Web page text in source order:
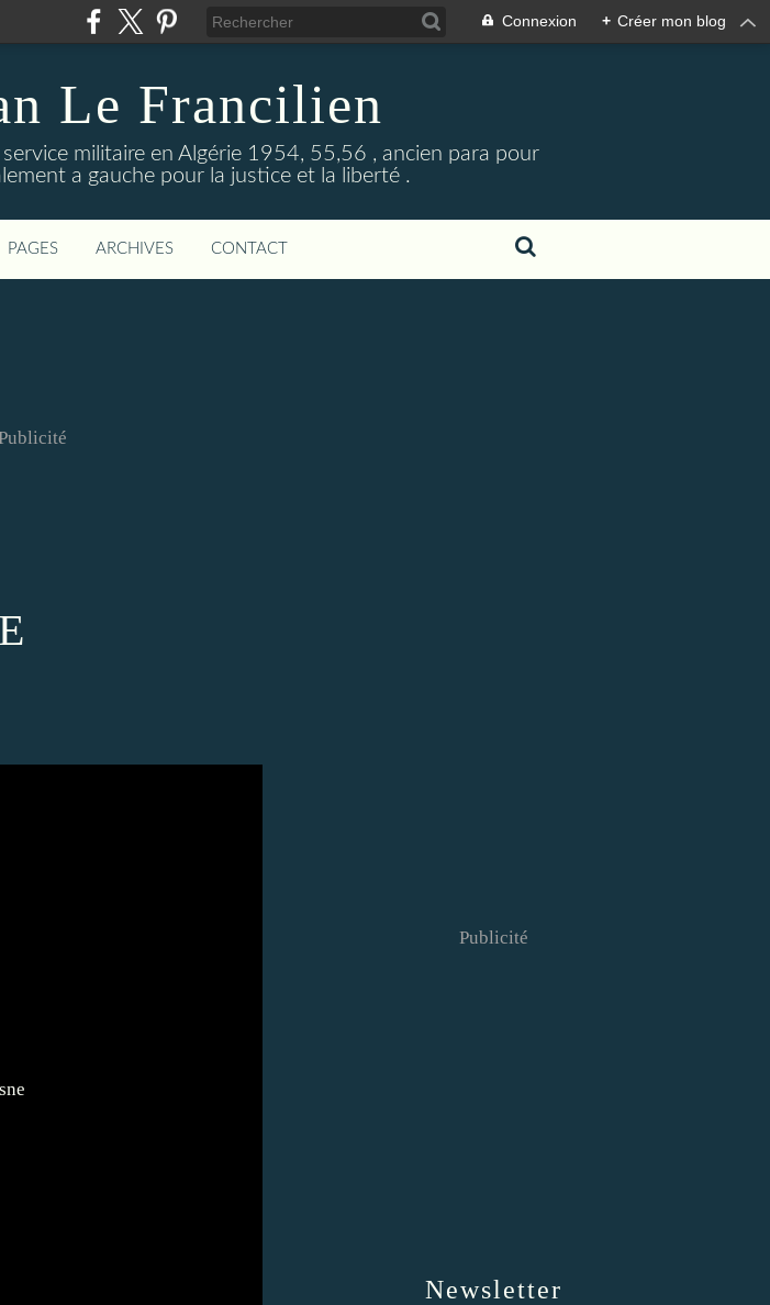
Connexion + Créer mon blog
Le Francilien
militaire en Algérie 1954, 55,56 , ancien para pour
a gauche pour la justice et la liberté .
PAGES ARCHIVES CONTACT
Newsletter
Publicité